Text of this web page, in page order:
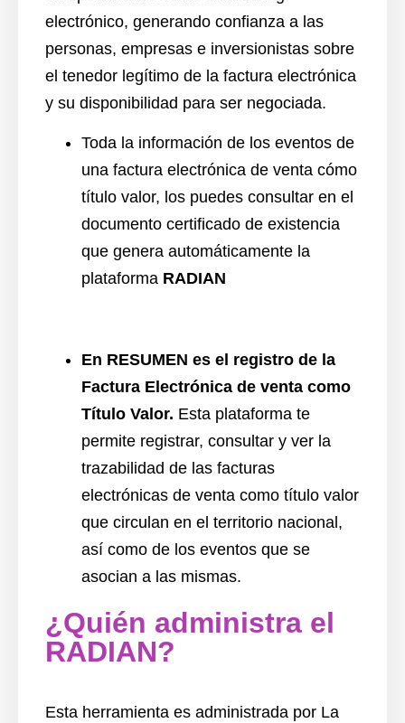
electrónico, generando confianza a las
personas, empresas e inversionistas sobre
el tenedor legítimo de la factura electrónica
y su disponibilidad para ser negociada.
Toda la información de los eventos de
una factura electrónica de venta cómo
título valor, los puedes consultar en el
documento certificado de existencia
que genera automáticamente la
plataforma RADIAN
En RESUMEN es el registro de la
Factura Electrónica de venta como
Título Valor. Esta plataforma te
permite registrar, consultar y ver la
trazabilidad de las facturas
electrónicas de venta como título valor
que circulan en el territorio nacional,
así como de los eventos que se
asocian a las mismas.
¿Quién administra el
RADIAN?
Esta herramienta es administrada por La